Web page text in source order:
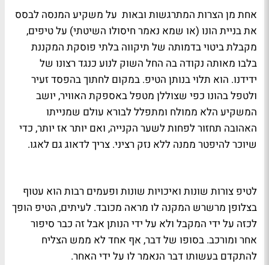
אחת מן הצרות המתרגשות ובאות על משקיע המנסה לבסס
את בניית הונו (או שמא נאמר חיסולו השיטתי) על טיפים,
מקבלת ביטוי בדמותה של תיקווה בלתי פוסקת המקננת
בלבו מאותה נקודה בה החל השוק לנוע כנגד רצונו של
ידידנו. הוא תלוי בנותן הטיפ. במקום לחתוך בהפסד זעיר
ולטפל בהונו כפי שצוללן מטפל באספקת האוויר, יושב
המשקיע הלא ממולח ומתפלל לבורא עולם שמנייתו
האהובה תחזור לפחות לשער הקנייה, ואם יותר אז יותר, כדי
שיוכר להיפטר ממנה ללא נזק רציני. צריך לדאוג גם לאגו.
לטיפ צורות שונות ואיכויות שונות ופעמים רבות הוא עטוף
בצלופן מרשרש המקנה לו מראה מכובד. לעיתים, הטיפ הופך
לכזה על ידי המקבל ולא על ידי הנותן אבל זה כבר סיפור
אחר ומורכב. בסופו של דבר, אף אחד לא ממש הצליח
להתקדם בעשותו דבר הנאמר לו על ידי האחר.